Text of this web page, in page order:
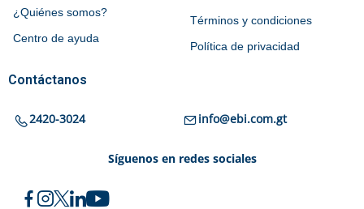
¿Quiénes somos?
Centro de ayuda
Términos y condiciones
Política de privacidad
Contáctanos
2420-3024 info@ebi.com.gt
Síguenos en redes sociales